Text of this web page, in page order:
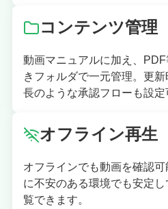
コンテンツ管理
動画マニュアルに加え、
きフォルダで一元管理。更
長のような承認フローも設定
オフライン再生
オフラインでも動画を確認
に不安のある環境でも安定
覧できます。